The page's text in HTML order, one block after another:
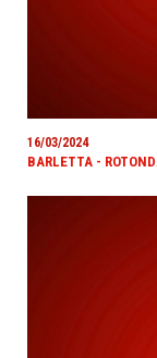
16/03/2024
BARLETTA -